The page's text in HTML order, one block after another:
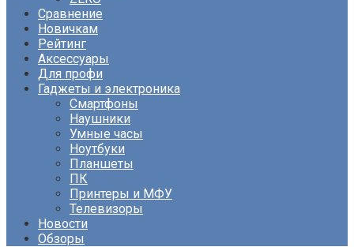
Сравнение
Новичкам
Рейтинг
Аксессуары
Для профи
Гаджеты и электроника
Смартфоны
Наушники
Умные часы
Ноутбуки
Планшеты
ПК
Принтеры и МФУ
Телевизоры
Новости
Обзоры